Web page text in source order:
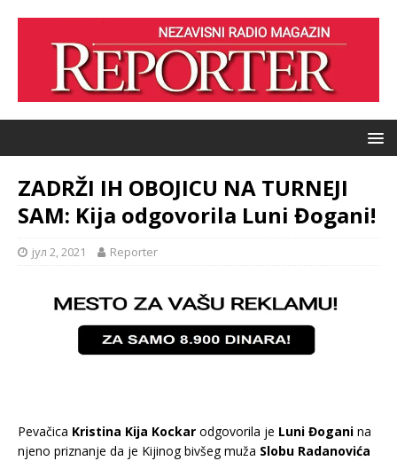
ZADRŽI IH OBOJICU NA TURNEJI
SAM: Kija odgovorila Luni Đogani!
јул 2, 2021 Reporter
Pevačica Kristina Kija Kockar odgovorila je Luni Đogani na
njeno priznanje da je Kijinog bivšeg muža Slobu Radanovića